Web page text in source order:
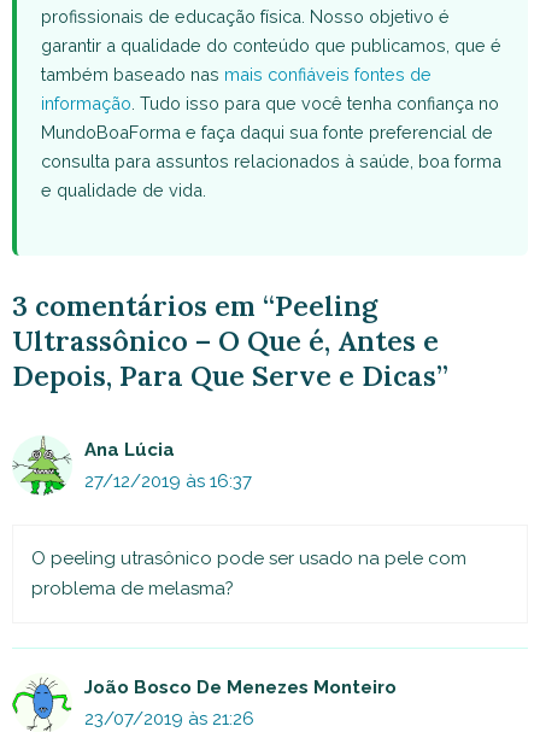
profissionais de educação física. Nosso objetivo é
garantir a qualidade do conteúdo que publicamos, que é
também baseado nas mais confiáveis fontes de
informação . Tudo isso para que você tenha confiança no
MundoBoaForma e faça daqui sua fonte preferencial de
consulta para assuntos relacionados à saúde, boa forma
e qualidade de vida.
3 comentários em “Peeling
Ultrassônico – O Que é, Antes e
Depois, Para Que Serve e Dicas”
Ana Lúcia
27/12/2019 às 16:37
O peeling utrasônico pode ser usado na pele com
problema de melasma?
João Bosco De Menezes Monteiro
23/07/2019 às 21:26